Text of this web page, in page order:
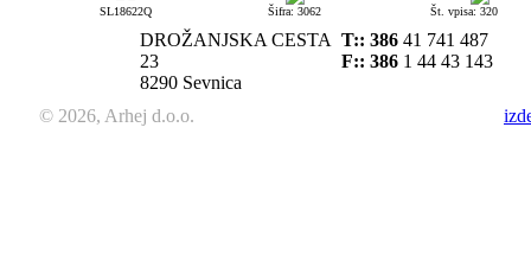
SL18622Q Šifra: 3062 Št. vpisa: 320
DROŽANJSKA CESTA
23
8290 Sevnica
T:: 386 41 741 487
F:: 386 1 44 43 143
© 2026, Arhej d.o.o.